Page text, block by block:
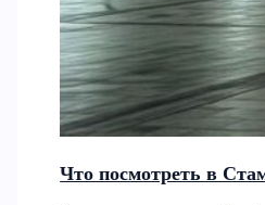
Что посмотреть в